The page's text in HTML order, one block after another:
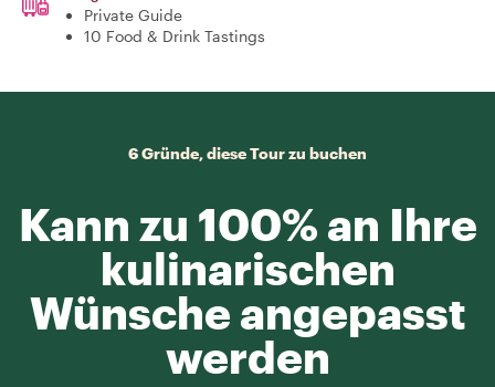
Private Guide
10 Food & Drink Tastings
6 Gründe, diese Tour zu buchen
Kann zu 100% an Ihre
kulinarischen
Wünsche angepasst
werden